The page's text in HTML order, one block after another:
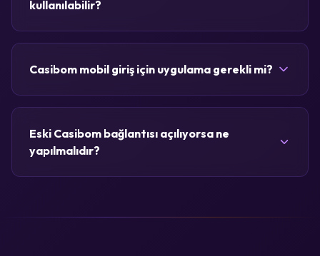
kullanılabilir?
Casibom mobil giriş için uygulama gerekli mi?
Eski Casibom bağlantısı açılıyorsa ne
yapılmalıdır?